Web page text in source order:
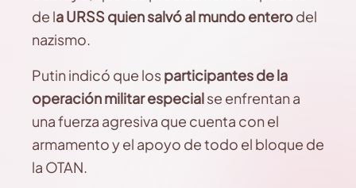
de la URSS quien salvó al mundo enterodel
nazismo.
Putin indicó que losparticipantes de la
operación militar especialse enfrentan a
una fuerza agresiva que cuenta con el
armamento y el apoyo de todo el bloque de
la OTAN.